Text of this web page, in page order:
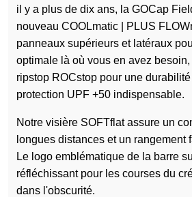
il y a plus de dix ans, la GOCap
nouveau COOLmatic | PLUS
panneaux supérieurs et latéraux
optimale là où vous en avez
ripstop ROCstop pour une
protection UPF +50 indispensable.
Notre visière SOFTflat assure un
longues distances et un rangement
Le logo emblématique de la barre
réfléchissant pour les courses du
dans l'obscurité.